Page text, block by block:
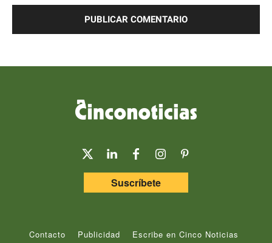
Suscríbete
Contacto Publicidad Escribe en Cinco Noticias